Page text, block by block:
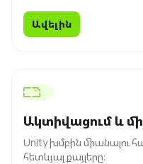
Ավելին
Ակտիվացում և
Unity խմբին միանալու
հետևյալ քայլերը։